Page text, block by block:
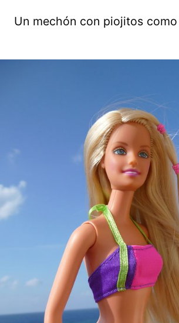
Un mechón con piojitos como